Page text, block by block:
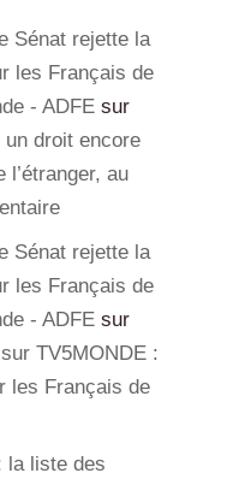
Sénat rejette la
les Français de
- ADFEsur
droit encore
au
Sénat rejette la
les Français de
- ADFEsur
TV5MONDE :
les Français de
la liste des